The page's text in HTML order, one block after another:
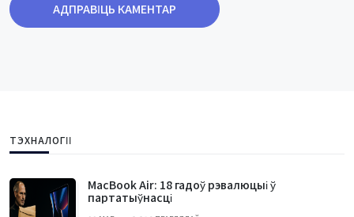
АДПРАВІЦЬ КАМЕНТАР
ТЭХНАЛОГІІ
MacBook Air: 18 гадоў рэвалюцыі ў
партатыўнасці